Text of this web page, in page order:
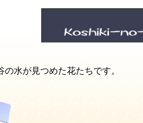
めた花たちです。